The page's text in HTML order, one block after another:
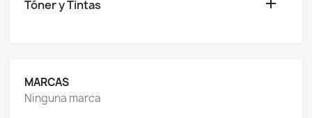
Tóner y Tintas 
MARCAS
Ninguna marca